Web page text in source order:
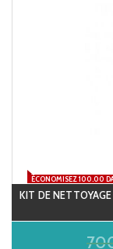
ÉCONOMISEZ 100.00
KIT DE